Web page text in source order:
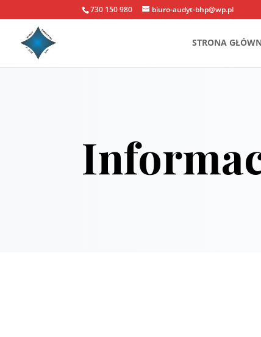
730 150 980 biuro-audyt-bhp@wp.pl
STRONA